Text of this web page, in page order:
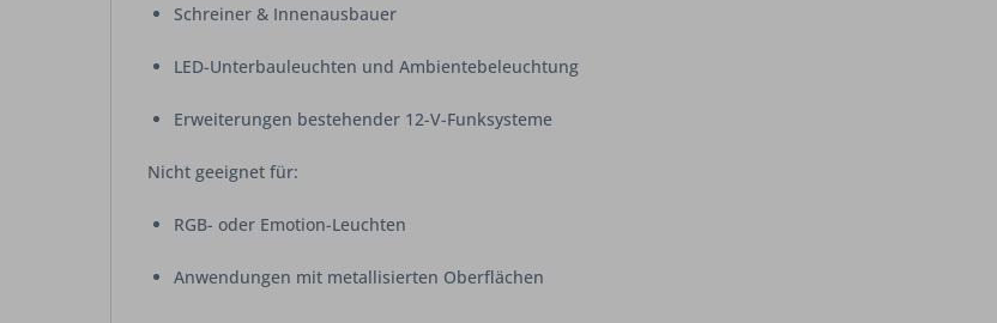
Schreiner & Innenausbauer
LED-Unterbauleuchten und Ambientebeleuchtung
Erweiterungen bestehender 12-V-Funksysteme
Nicht geeignet für:
RGB- oder Emotion-Leuchten
Anwendungen mit metallisierten Oberflächen